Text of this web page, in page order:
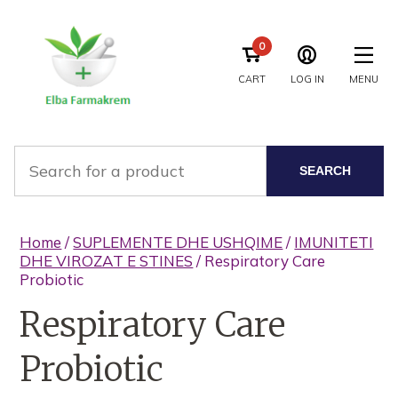
CART
0
LOG IN MENU
SEARCH
Home /SUPLEMENTE DHE USHQIME/ IMUNITETI
DHE VIROZAT E STINES / Respiratory Care
Probiotic
Respiratory Care
Probiotic